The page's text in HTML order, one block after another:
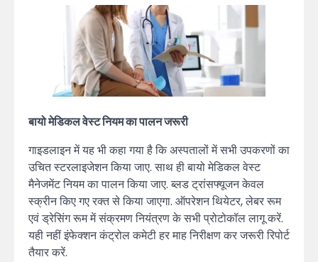
बायो मेडिकल वेस्ट नियम का पालन जरूरी
गाइडलाइन में यह भी कहा गया है कि अस्पतालों में सभी उपकरणों का
उचित स्टरलाइजेशन किया जाए. साथ ही बायो मेडिकल वेस्ट
मैनेजमेंट नियम का पालन किया जाए. ब्लड ट्रांसफ्यूजन केवल
स्क्रीन किए गए रक्त से किया जाएगा. ऑपरेशन थियेटर, लेबर रूम
एवं ड्रेसिंग रूम में संक्रमण नियंत्रण के सभी प्रोटोकॉल लागू करें.
यही नहीं इंफेक्शन कंट्रोल कमेटी हर माह निरीक्षण कर जरूरी रिपोर्ट
तैयार करें.